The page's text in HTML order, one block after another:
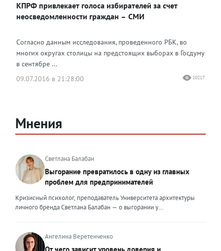
КПРФ привлекает голоса избирателей за счет
неосведомленности граждан – СМИ
Согласно данным исследования, проведенного РБК, во
многих округах столицы на предстоящих выборах в Госдуму
в сентябре ...
09.07.2016 в 21:28:00
10217
Мнения
Светлана Балабан
Выгорание превратилось в одну из главных
проблем для предпринимателей
Кризисный психолог, преподаватель Университета архитектуры
личного бренда Светлана Балабан — о выгорании у
проблемой, однако выгорание у предпринимателей заметно
отличается от выгорания у наёмных сотрудников. Наёмный
Ангелина Веретенченко